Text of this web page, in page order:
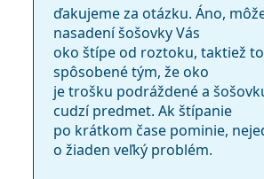
ďakujeme za otázku. Áno,
nasadení šošovky Vás
oko štípe od roztoku, taktiež
spôsobené tým, že oko
je trošku podráždené a
cudzí predmet. Ak štípanie
po krátkom čase pominie,
o žiaden veľký problém.